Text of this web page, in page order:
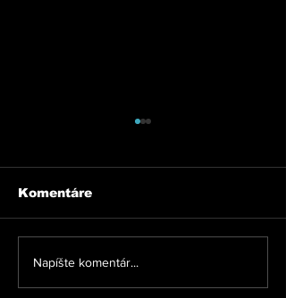
Sobotný večer nám
zahraje fenomenálna
Komentáre
Napíšte komentár...